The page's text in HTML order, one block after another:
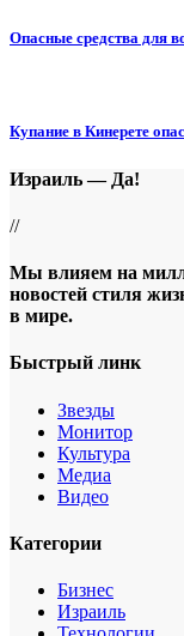
Опасные средства для
Купание в Кинерете
Израиль — Да!
//
Мы влияем на
новостей стиля
в мире.
Быстрый линк
Звезды
Монитор
Культура
Медиа
Видео
Категории
Бизнес
Израиль